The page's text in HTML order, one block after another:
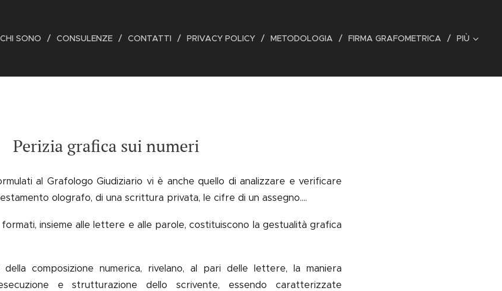
CHI SONO CONSULENZE CONTATTI PRIVACY POLICY METODOLOGIA FIRMA GRAFOMETRICA PIÙ
Perizia grafica sui numeri
al Grafologo Giudiziario vi è anche quello di analizzare e verificare
olografo, di una scrittura privata, le cifre di un assegno....
insieme alle lettere e alle parole, costituiscono la gestualità grafica
composizione numerica, rivelano, al pari delle lettere, la maniera
e strutturazione dello scrivente, essendo caratterizzate